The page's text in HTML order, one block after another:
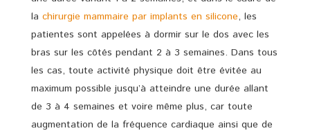
la chirurgie mammaire par implants en silicone, les
patientes sont appelées à dormir sur le dos avec les
bras sur les côtés pendant 2 à 3 semaines. Dans tous
les cas, toute activité physique doit être évitée au
maximum possible jusqu’à atteindre une durée allant
de 3 à 4 semaines et voire même plus, car toute
augmentation de la fréquence cardiaque ainsi que de